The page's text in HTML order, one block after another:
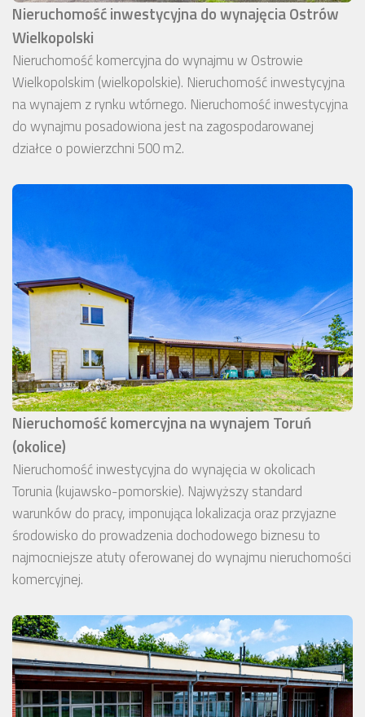
Nieruchomość inwestycyjna do wynajęcia Ostrów
Wielkopolski
Nieruchomość komercyjna do wynajmu w Ostrowie
Wielkopolskim (wielkopolskie). Nieruchomość inwestycyjna
na wynajem z rynku wtórnego. Nieruchomość inwestycyjna
do wynajmu posadowiona jest na zagospodarowanej
działce o powierzchni 500 m2.
Nieruchomość komercyjna na wynajem Toruń
(okolice)
Nieruchomość inwestycyjna do wynajęcia w okolicach
Torunia (kujawsko-pomorskie). Najwyższy standard
warunków do pracy, imponująca lokalizacja oraz przyjazne
środowisko do prowadzenia dochodowego biznesu to
najmocniejsze atuty oferowanej do wynajmu nieruchomości
komercyjnej.